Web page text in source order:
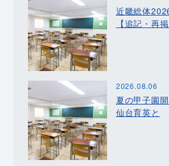
近畿総体
【追記・再掲
2026.08.06
夏の甲子園
仙台育英と